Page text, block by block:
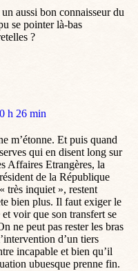
aussi bon connaisseur du
se pointer là-bas
?
h 26 min
m’étonne. Et puis quand
qui en disent long sur
Affaires Etrangères, la
de la République
très inquiet », restent
bien plus. Il faut exiger le
voir que son transfert se
ne peut pas rester les bras
d’un tiers
incapable et bien qu’il
ubuesque prenne fin.